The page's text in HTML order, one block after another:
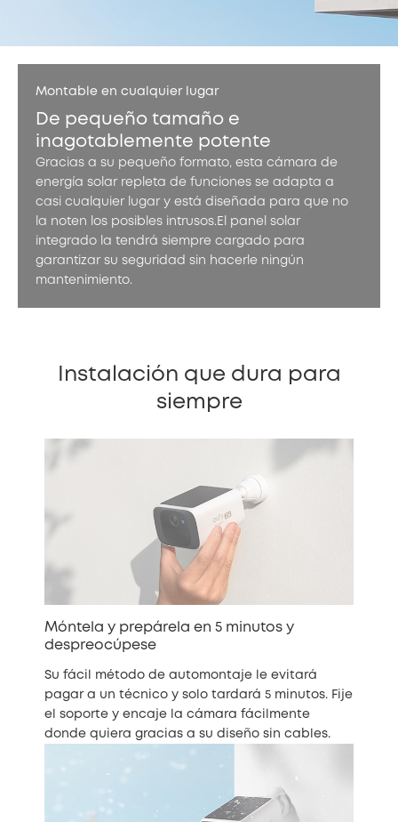
Montable en cualquier lugar
De pequeño tamaño e
inagotablemente potente
Gracias a su pequeño formato, esta cámara de
energía solar repleta de funciones se adapta a
casi cualquier lugar y está diseñada para que no
la noten los posibles intrusos.El panel solar
integrado la tendrá siempre cargado para
garantizar su seguridad sin hacerle ningún
mantenimiento.
Instalación que dura para
siempre
Móntela y prepárela en 5 minutos y
despreocúpese
Su fácil método de automontaje le evitará
pagar a un técnico y solo tardará 5 minutos. Fije
el soporte y encaje la cámara fácilmente
donde quiera gracias a su diseño sin cables.